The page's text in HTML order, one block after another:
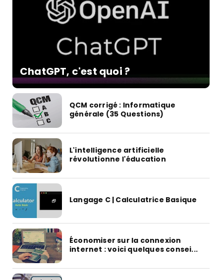
ChatGPT, c'est quoi ?
QCM corrigé : Informatique
générale (35 Questions)
L'intelligence artificielle
révolutionne l'éducation
Langage C | Calculatrice Basique
Économiser sur la connexion
internet : voici quelques consei...